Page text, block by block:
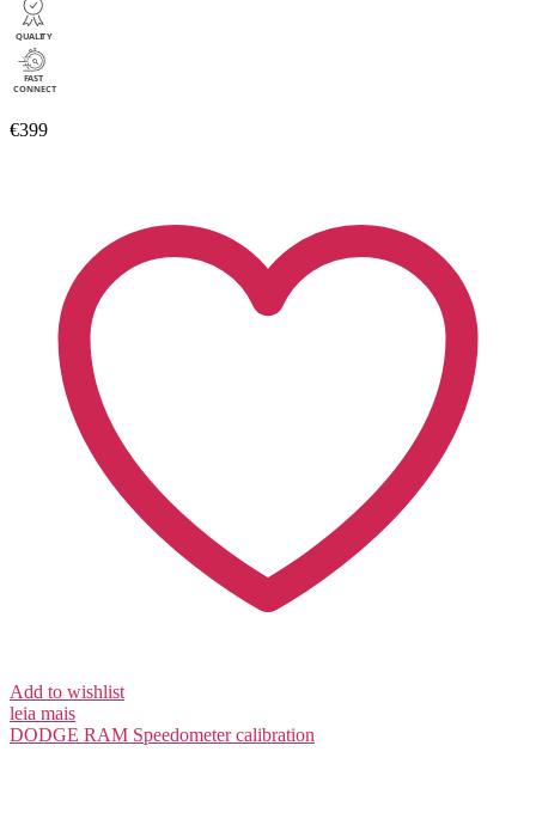
€399
Add to wishlist
leia mais
DODGE RAM Speedometer calibration